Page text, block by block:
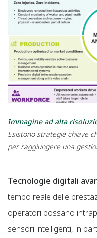
Immagine ad alta
Esistono strategie chiave
per raggiungere una
Tecnologie digitali
tempo reale delle
operatori possano
sensori intelligenti, in